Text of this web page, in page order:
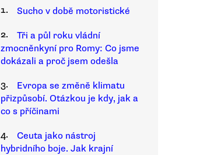
1.
Sucho v době motoristické
2.
Tři a půl roku vládní
zmocněnkyní pro Romy: Co jsme
dokázali a proč jsem odešla
3.
Evropa se změně klimatu
přizpůsobí. Otázkou je kdy, jak a
co s příčinami
4.
Ceuta jako nástroj
hybridního boje. Jak krajní